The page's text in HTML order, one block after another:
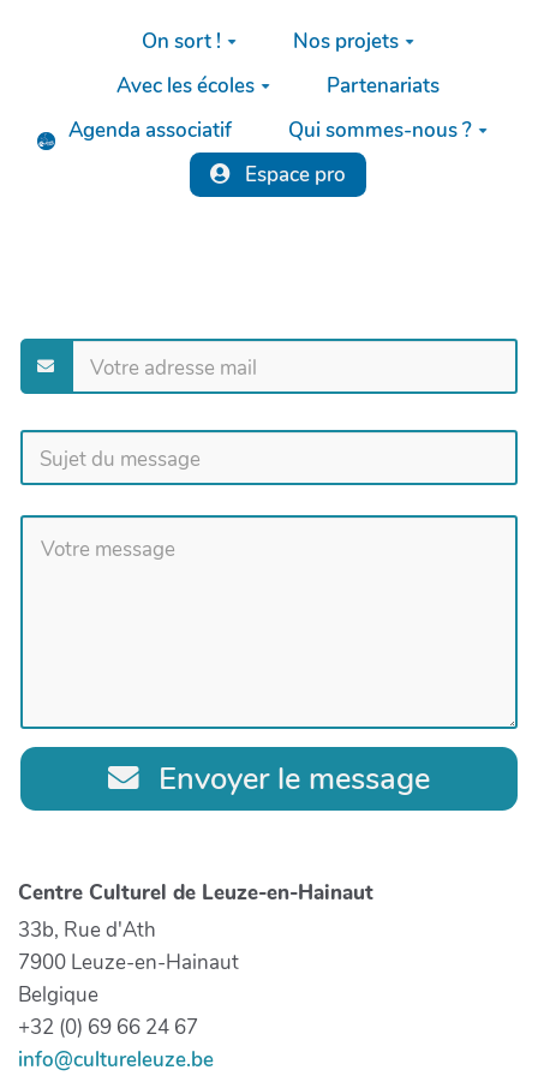
Aller au contenu principal
On sort !
Nos projets
Avec les écoles
Partenariats
Agenda associatif
Qui sommes-nous ?
Espace pro
Envoyer le message
Centre Culturel de Leuze-en-Hainaut
33b, Rue d'Ath
7900 Leuze-en-Hainaut
Belgique
+32 (0) 69 66 24 67
info@cultureleuze.be